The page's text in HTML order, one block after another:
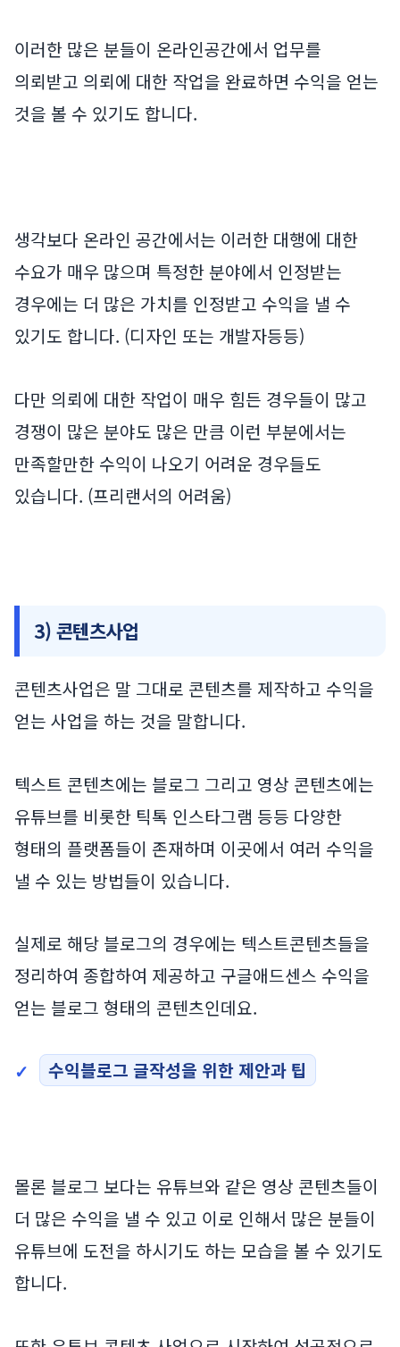
이러한 많은 분들이 온라인공간에서 업무를
의뢰받고 의뢰에 대한 작업을 완료하면 수익을 얻는
것을 볼 수 있기도 합니다.
생각보다 온라인 공간에서는 이러한 대행에 대한
수요가 매우 많으며 특정한 분야에서 인정받는
경우에는 더 많은 가치를 인정받고 수익을 낼 수
있기도 합니다. (디자인 또는 개발자등등)
다만 의뢰에 대한 작업이 매우 힘든 경우들이 많고
경쟁이 많은 분야도 많은 만큼 이런 부분에서는
만족할만한 수익이 나오기 어려운 경우들도
있습니다. (프리랜서의 어려움)
3) 콘텐츠사업
콘텐츠사업은 말 그대로 콘텐츠를 제작하고 수익을
얻는 사업을 하는 것을 말합니다.
텍스트 콘텐츠에는 블로그 그리고 영상 콘텐츠에는
유튜브를 비롯한 틱톡 인스타그램 등등 다양한
형태의 플랫폼들이 존재하며 이곳에서 여러 수익을
낼 수 있는 방법들이 있습니다.
실제로 해당 블로그의 경우에는 텍스트콘텐츠들을
정리하여 종합하여 제공하고 구글애드센스 수익을
얻는 블로그 형태의 콘텐츠인데요.
수익블로그 글작성을 위한 제안과 팁
몰론 블로그 보다는 유튜브와 같은 영상 콘텐츠들이
더 많은 수익을 낼 수 있고 이로 인해서 많은 분들이
유튜브에 도전을 하시기도 하는 모습을 볼 수 있기도
합니다.